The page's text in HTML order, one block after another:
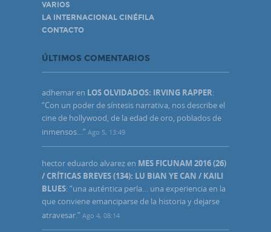
VARIOS
LA INTERNACIONAL CINÉFILA
CONTACTO
ÚLTIMOS COMENTARIOS
adhemar en LOS OLVIDADOS: IRVING RAPPER:
“Con un poder de síntesis narrativa, nos describe el
cine de hollywood, de la edad de oro, poblados de
inmensos…” Ago 5, 13:49
hector eduardo alvarez en MES FICUNAM 2016 (26)
/ CRÍTICAS BREVES (134): LU BIAN YE CAN / KAILI
BLUES: “una auténtica perla… una experiencia en la
que conviene emanciparse de la historia y dejarse
atravesar.” Ago 4, 08:14